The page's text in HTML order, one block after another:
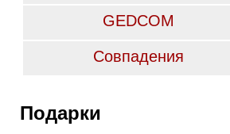
GEDCOM
Совпадения
Подарки